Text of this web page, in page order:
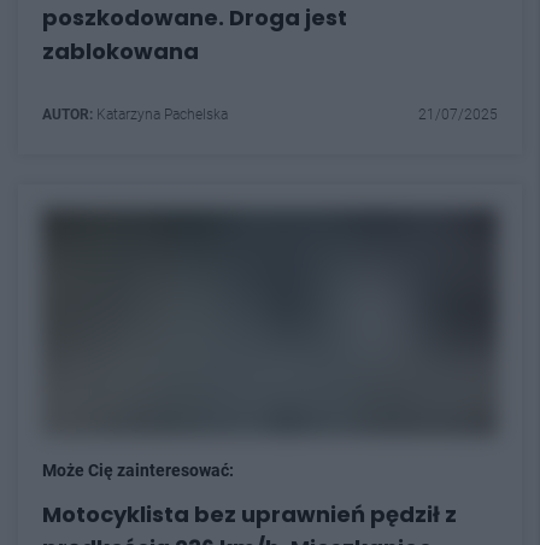
poszkodowane. Droga jest
zablokowana
AUTOR: Katarzyna Pachelska 21/07/2025
Może Cię zainteresować:
Motocyklista bez uprawnień pędził z